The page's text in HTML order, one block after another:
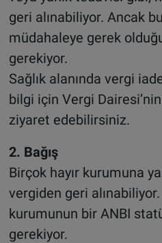
geri alınabiliyor. Ancak
müdahaleye gerek
gerekiyor.
Sağlık alanında vergi
bilgi için Vergi Dairesi’nin
ziyaret edebilirsiniz.
2. Bağış
Birçok hayır kurumuna
vergiden geri alınabiliyor.
kurumunun bir ANBI
gerekiyor.